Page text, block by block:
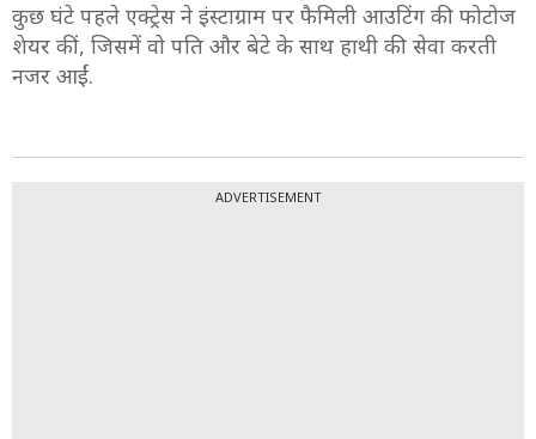
कुछ घंटे पहले एक्ट्रेस ने इंस्टाग्राम पर फैमिली आउटिंग की फोटोज
शेयर कीं, जिसमें वो पति और बेटे के साथ हाथी की सेवा करती
नजर आईं.
ADVERTISEMENT